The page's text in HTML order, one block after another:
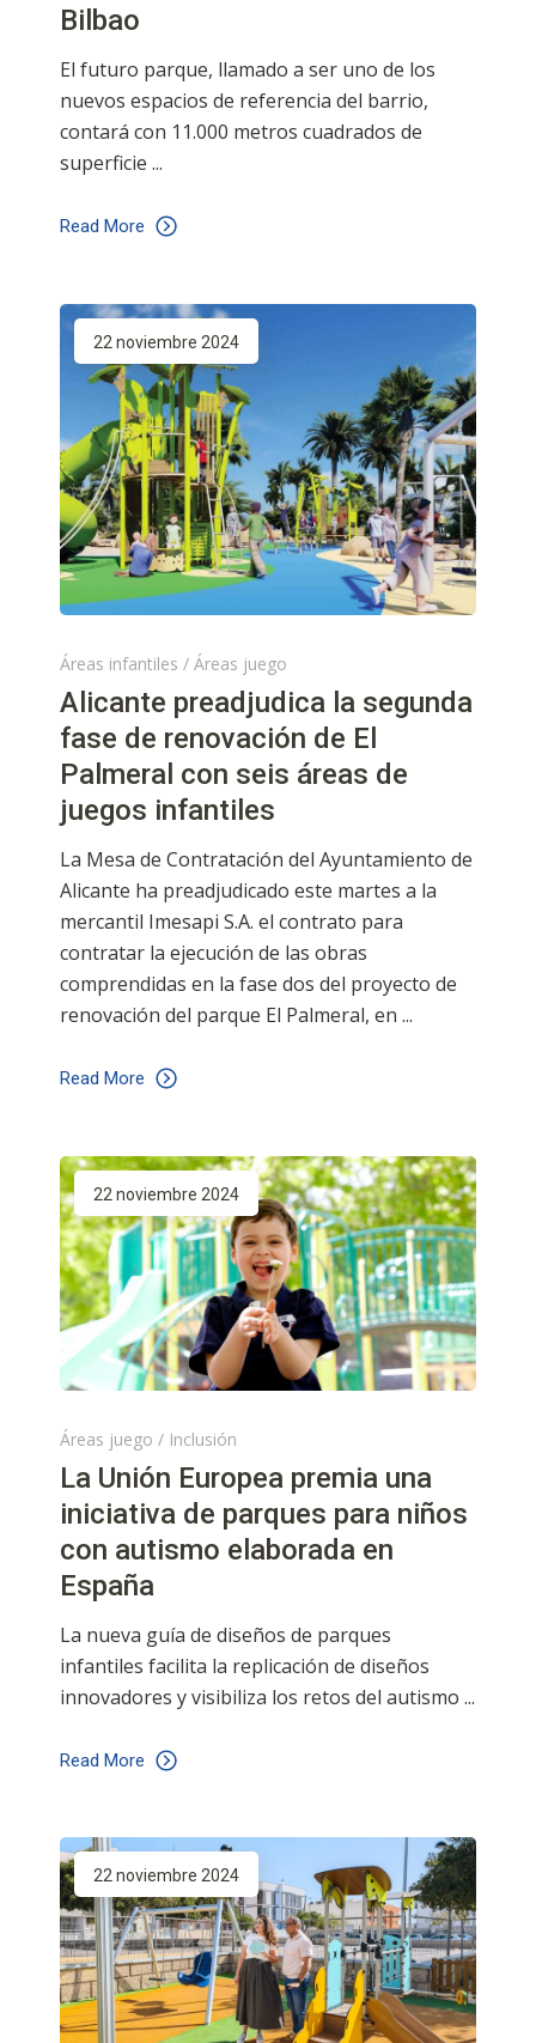
Bilbao
El futuro parque, llamado a ser uno de los
nuevos espacios de referencia del barrio,
contará con 11.000 metros cuadrados de
superficie
Read More
22 noviembre 2024
Áreas infantiles / Áreas juego
Alicante preadjudica la segunda
fase de renovación de El
Palmeral con seis áreas de
juegos infantiles
La Mesa de Contratación del Ayuntamiento de
Alicante ha preadjudicado este martes a la
mercantil Imesapi S.A. el contrato para
contratar la ejecución de las obras
comprendidas en la fase dos del proyecto de
renovación del parque El Palmeral, en
Read More
22 noviembre 2024
Áreas juego / Inclusión
La Unión Europea premia una
iniciativa de parques para niños
con autismo elaborada en
España
La nueva guía de diseños de parques
infantiles facilita la replicación de diseños
innovadores y visibiliza los retos del autismo
Read More
22 noviembre 2024